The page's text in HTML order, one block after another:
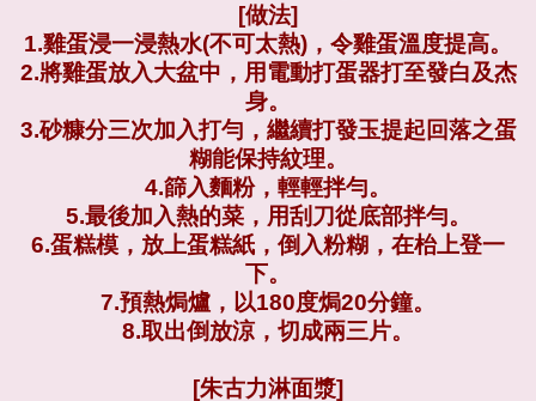
[做法]
1.雞蛋浸一浸熱水(不可太熱)，令雞蛋溫度提高。
2.將雞蛋放入大盆中，用電動打蛋器打至發白及杰
身。
3.砂糠分三次加入打勻，繼續打發玉提起回落之蛋
糊能保持紋理。
4.篩入麵粉，輕輕拌勻。
5.最後加入熱的菜，用刮刀從底部拌勻。
6.蛋糕模，放上蛋糕紙，倒入粉糊，在枱上登一
下。
7.預熱焗爐，以180度焗20分鐘。
8.取出倒放涼，切成兩三片。
[朱古力淋面漿]